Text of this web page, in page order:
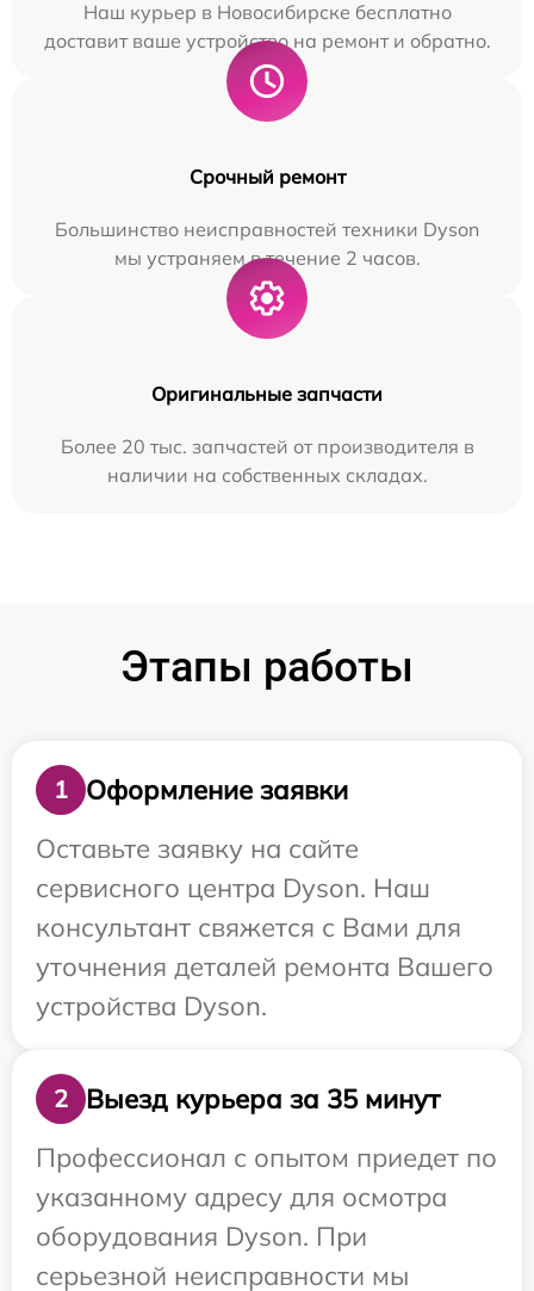
Наш курьер в Новосибирске бесплатно
доставит ваше устройство на ремонт и обратно.
Срочный ремонт
Большинство неисправностей техники Dyson
мы устраняем в течение 2 часов.
Оригинальные запчасти
Более 20 тыс. запчастей от производителя в
наличии на собственных складах.
Этапы работы
1
Оформление заявки
Оставьте заявку на сайте
сервисного центра Dyson. Наш
консультант свяжется с Вами для
уточнения деталей ремонта Вашего
устройства Dyson.
2
Выезд курьера за 35 минут
Профессионал с опытом приедет по
указанному адресу для осмотра
оборудования Dyson. При
серьезной неисправности мы